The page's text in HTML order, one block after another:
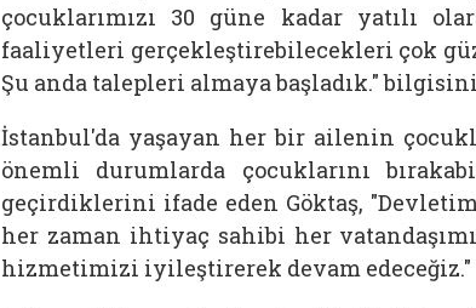
çocuklarımızı 30 güne kadar yatılı
faaliyetleri gerçekleştirebilecekleri çok
Şu anda talepleri almaya başladık."
İstanbul'da yaşayan her bir ailenin
önemli durumlarda çocuklarını
geçirdiklerini ifade eden Göktaş,
her zaman ihtiyaç sahibi her
hizmetimizi iyileştirerek devam edeceğiz."